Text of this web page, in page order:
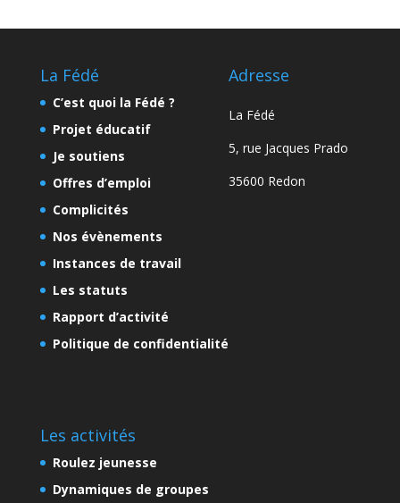
La Fédé
C’est quoi la Fédé ?
Projet éducatif
Je soutiens
Offres d’emploi
Complicités
Nos évènements
Instances de travail
Les statuts
Rapport d’activité
Politique de confidentialité
Adresse
La Fédé
5, rue Jacques Prado
35600 Redon
Les activités
Roulez jeunesse
Dynamiques de groupes